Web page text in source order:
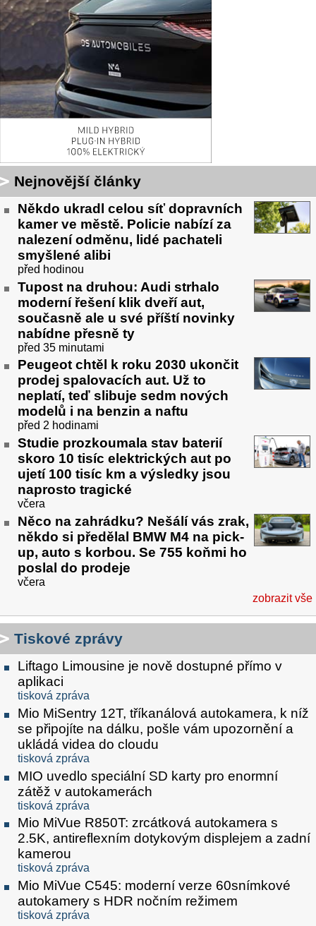
Nejnovější články
Někdo ukradl celou síť dopravních
kamer ve městě. Policie nabízí za
nalezení odměnu, lidé pachateli
smyšlené alibi
před hodinou
Tupost na druhou: Audi strhalo
moderní řešení klik dveří aut,
současně ale u své příští novinky
nabídne přesně ty
před 35 minutami
Peugeot chtěl k roku 2030 ukončit
prodej spalovacích aut. Už to
neplatí, teď slibuje sedm nových
modelů i na benzin a naftu
před 2 hodinami
Studie prozkoumala stav baterií
skoro 10 tisíc elektrických aut po
ujetí 100 tisíc km a výsledky jsou
naprosto tragické
včera
Něco na zahrádku? Nešálí vás zrak,
někdo si předělal BMW M4 na pick-
up, auto s korbou. Se 755 koňmi ho
poslal do prodeje
včera
zobrazit vše
Tiskové zprávy
Liftago Limousine je nově dostupné přímo v
aplikaci
tisková zpráva
Mio MiSentry 12T, tříkanálová autokamera, k níž
se připojíte na dálku, pošle vám upozornění a
ukládá videa do cloudu
tisková zpráva
MIO uvedlo speciální SD karty pro enormní
zátěž v autokamerách
tisková zpráva
Mio MiVue R850T: zrcátková autokamera s
2.5K, antireflexním dotykovým displejem a zadní
kamerou
tisková zpráva
Mio MiVue C545: moderní verze 60snímkové
autokamery s HDR nočním režimem
tisková zpráva